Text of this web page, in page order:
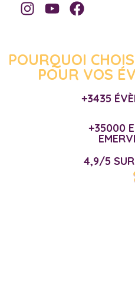
POURQUOI
POUR VOS
+3435
+35000
4,9/5